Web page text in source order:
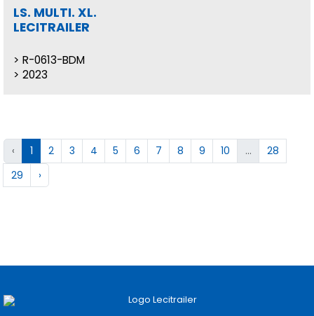
LS. MULTI. XL.
LECITRAILER
R-0613-BDM
2023
‹ 1 2 3 4 5 6 7 8 9 10 ...
28
29
›